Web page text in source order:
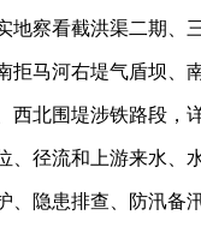
察看截洪渠二期、
拒马河右堤气盾坝、
西北围堤涉铁路段，
、径流和上游来水、
、隐患排查、防汛备